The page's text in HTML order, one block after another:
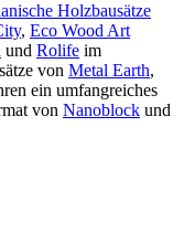
Holzbausätze
, Eco Wood Art
und Rolife im
von Metal Earth,
ein umfangreiches
von Nanoblock und